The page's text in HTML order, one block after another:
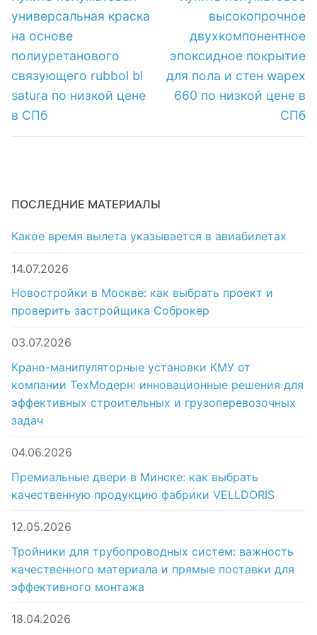
записям
запись:
универсальная краска
на основе
полиуретанового
связующего rubbol bl
satura по низкой цене
в СПб
запись:высокопрочное
двухкомпонентное
эпоксидное покрытие
для пола и стен wapex
660 по низкой цене в
СПб
ПОСЛЕДНИЕ МАТЕРИАЛЫ
Какое время вылета указывается в авиабилетах
14.07.2026
Новостройки в Москве: как выбрать проект и
проверить застройщика Соброкер
03.07.2026
Крано-манипуляторные установки КМУ от
компании ТехМодерн: инновационные решения для
эффективных строительных и грузоперевозочных
задач
04.06.2026
Премиальные двери в Минске: как выбрать
качественную продукцию фабрики VELLDORIS
12.05.2026
Тройники для трубопроводных систем: важность
качественного материала и прямые поставки для
эффективного монтажа
18.04.2026